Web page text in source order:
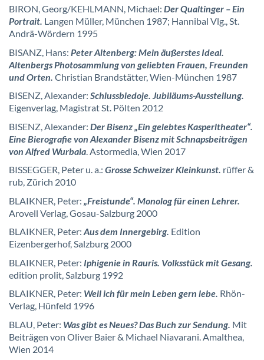
BIRON, Georg/KEHLMANN, Michael: Der Qualtinger – Ein
Portrait. Langen Müller, München 1987; Hannibal Vlg., St.
Andrä-Wördern 1995
BISANZ, Hans: Peter Altenberg: Mein äußerstes Ideal.
Altenbergs Photosammlung von geliebten Frauen, Freunden
und Orten. Christian Brandstätter, Wien-München 1987
BISENZ, Alexander: Schlussbledoje. Jubiläums-Ausstellung.
Eigenverlag, Magistrat St. Pölten 2012
BISENZ, Alexander: Der Bisenz „Ein gelebtes Kasperltheater“.
Eine Bierografie von Alexander Bisenz mit Schnapsbeiträgen
von Alfred Wurbala. Astormedia, Wien 2017
BISSEGGER, Peter u. a.: Grosse Schweizer Kleinkunst. rüffer &
rub, Zürich 2010
BLAIKNER, Peter: „Freistunde“. Monolog für einen Lehrer.
Arovell Verlag, Gosau-Salzburg 2000
BLAIKNER, Peter:Aus dem Innergebirg. Edition
Eizenbergerhof, Salzburg 2000
BLAIKNER, Peter: Iphigenie in Rauris. Volksstück mit Gesang.
edition prolit, Salzburg 1992
BLAIKNER, Peter: Weil ich für mein Leben gern lebe. Rhön-
Verlag, Hünfeld 1996
BLAU, Peter: Was gibt es Neues? Das Buch zur Sendung. Mit
Beiträgen von Oliver Baier & Michael Niavarani. Amalthea,
Wien 2014